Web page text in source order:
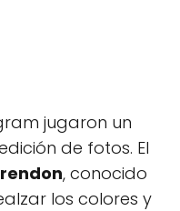
jugaron un
de fotos. El
, conocido
los colores y